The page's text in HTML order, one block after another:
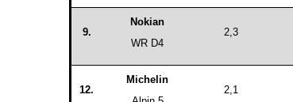
9.
Nokian
WR D4
2,3
12.
Michelin
2,1